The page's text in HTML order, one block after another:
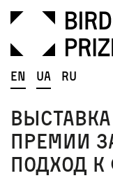
En Ua Ru
премии
подход к